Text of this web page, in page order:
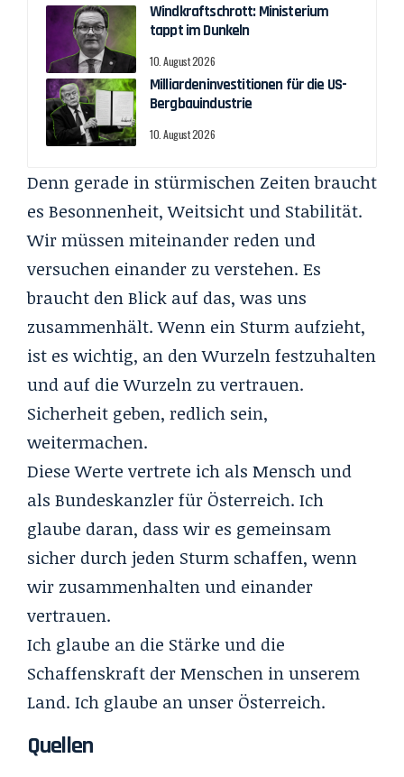
Windkraftschrott: Ministerium
tappt im Dunkeln
10. August 2026
Milliardeninvestitionen für die US-
Bergbauindustrie
10. August 2026
Denn gerade in stürmischen Zeiten braucht
es Besonnenheit, Weitsicht und Stabilität.
Wir müssen miteinander reden und
versuchen einander zu verstehen. Es
braucht den Blick auf das, was uns
zusammenhält. Wenn ein Sturm aufzieht,
ist es wichtig, an den Wurzeln festzuhalten
und auf die Wurzeln zu vertrauen.
Sicherheit geben, redlich sein,
weitermachen.
Diese Werte vertrete ich als Mensch und
als Bundeskanzler für Österreich. Ich
glaube daran, dass wir es gemeinsam
sicher durch jeden Sturm schaffen, wenn
wir zusammenhalten und einander
vertrauen.
Ich glaube an die Stärke und die
Schaffenskraft der Menschen in unserem
Land. Ich glaube an unser Österreich.
Quellen